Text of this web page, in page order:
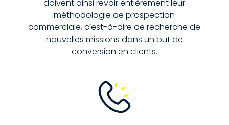
doivent ainsi revoir entièrement leur
méthodologie de prospection
commerciale, c’est-à-dire de recherche de
nouvelles missions dans un but de
conversion en clients.